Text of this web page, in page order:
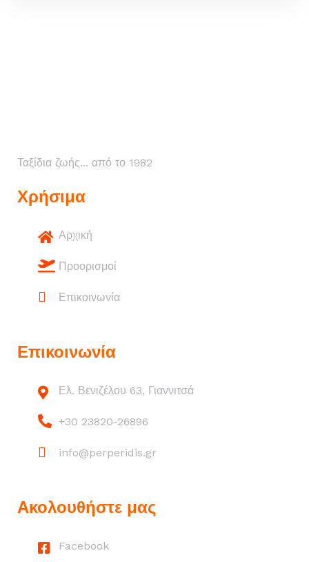
Ταξίδια ζωής... από το 1982
Χρήσιμα
Αρχική
Προορισμοί
Επικοινωνία
Επικοινωνία
Ελ. Βενιζέλου 63, Γιαννιτσά
+30 23820-26896
info@perperidis.gr
Ακολουθήστε μας
Facebook